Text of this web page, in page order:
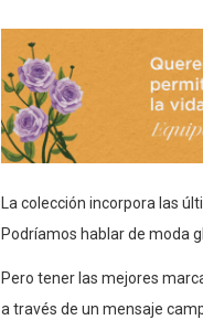
La colección incorpora las
Podríamos hablar de moda
Pero tener las mejores
a través de un mensaje